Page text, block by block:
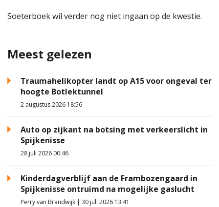
Soeterboek wil verder nog niet ingaan op de kwestie.
Meest gelezen
Traumahelikopter landt op A15 voor ongeval ter
hoogte Botlektunnel
2 augustus 2026 18:56
Auto op zijkant na botsing met verkeerslicht in
Spijkenisse
28 juli 2026 00:46
Kinderdagverblijf aan de Frambozengaard in
Spijkenisse ontruimd na mogelijke gaslucht
Perry van Brandwijk | 30 juli 2026 13:41